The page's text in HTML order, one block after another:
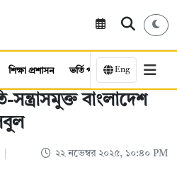
শিক্ষা প্রশাসন ভর্তি পরীক্ষা কর্মসংস্থান
Eng
সন্ত্রাসমুক্ত বাংলাদেশ
২২ নভেম্বর ২০২৫, ১০:৪০ PM